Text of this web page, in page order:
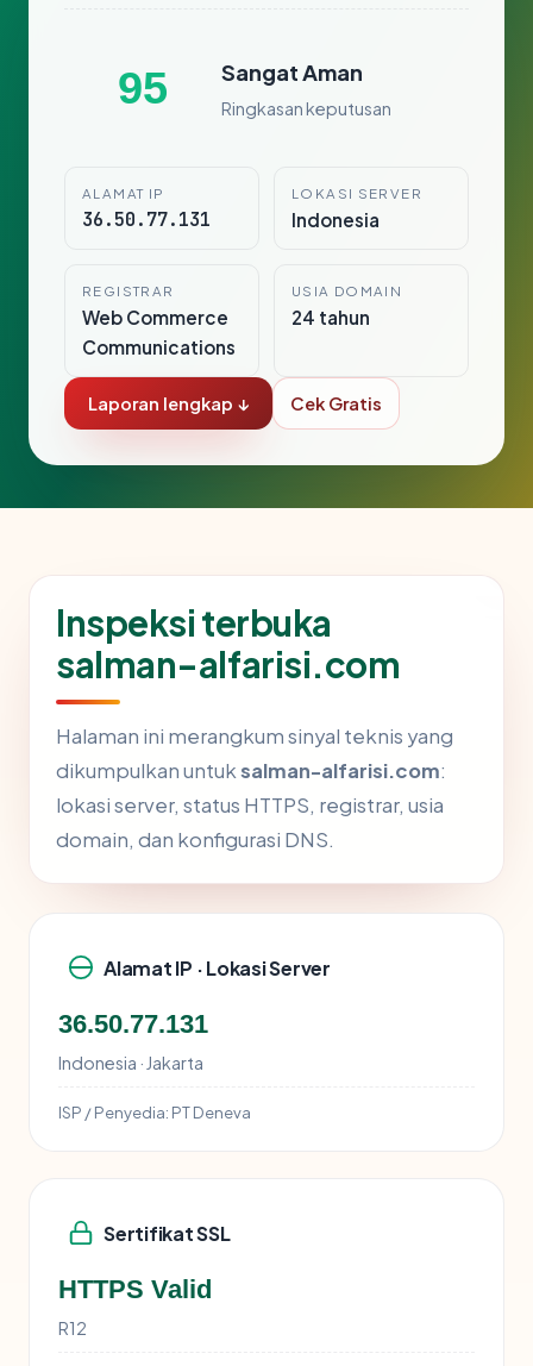
95 Sangat Aman
Ringkasan keputusan
ALAMAT IP
36.50.77.131
LOKASI SERVER
Indonesia
REGISTRAR
Web Commerce
Communications
USIA DOMAIN
24 tahun
Laporan lengkap ↓ Cek Gratis
Inspeksi terbuka
salman-alfarisi.com
Halaman ini merangkum sinyal teknis yang
dikumpulkan untuksalman-alfarisi.com:
lokasi server, status HTTPS, registrar, usia
domain, dan konfigurasi DNS.
Alamat IP · Lokasi Server
36.50.77.131
Indonesia · Jakarta
ISP / Penyedia: PT Deneva
Sertifikat SSL
HTTPS Valid
R12